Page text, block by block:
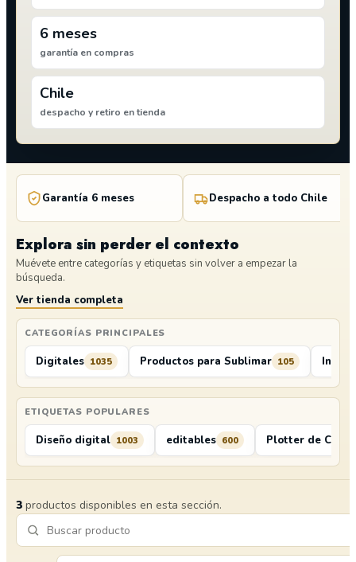
6 meses
garantía en compras
Chile
despacho y retiro en tienda
Garantía 6 meses Despacho a todo Chile
Explora sin perder el contexto
Muévete entre categorías y etiquetas sin volver a empezar la
búsqueda.
Ver tienda completa
CATEGORÍAS PRINCIPALES
Digitales 1035 Productos para Sublimar 105
ETIQUETAS POPULARES
Diseño digital 1003 editables 600 Plotter de Corte
3 productos disponibles en esta sección.